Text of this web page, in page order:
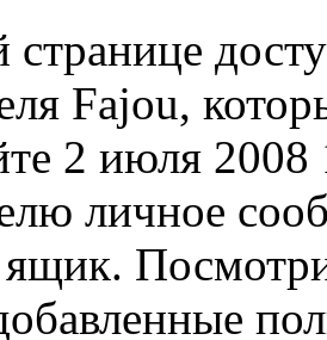
странице
Fajou,
2 июля 2008
личное